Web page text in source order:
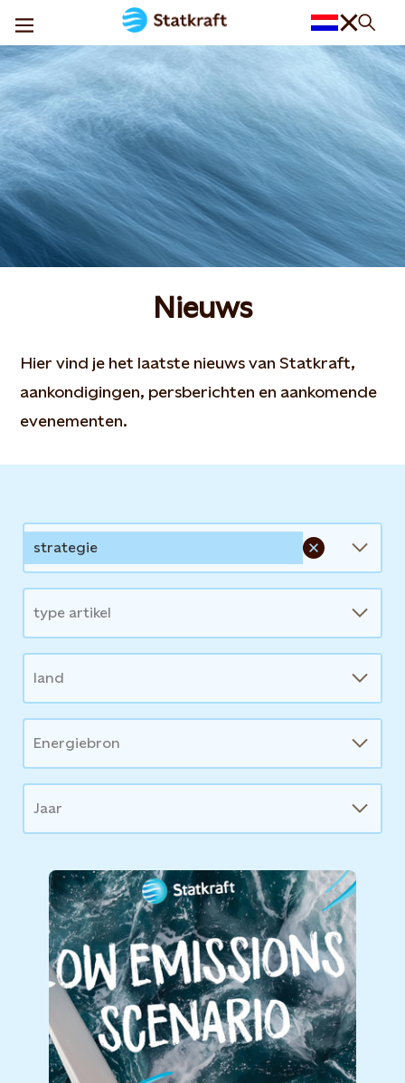
Nieuws
Hier vind je het laatste nieuws van Statkraft,
aankondigingen, persberichten en aankomende
evenementen.
News
strategie
type artikel
land
Energiebron
Jaar